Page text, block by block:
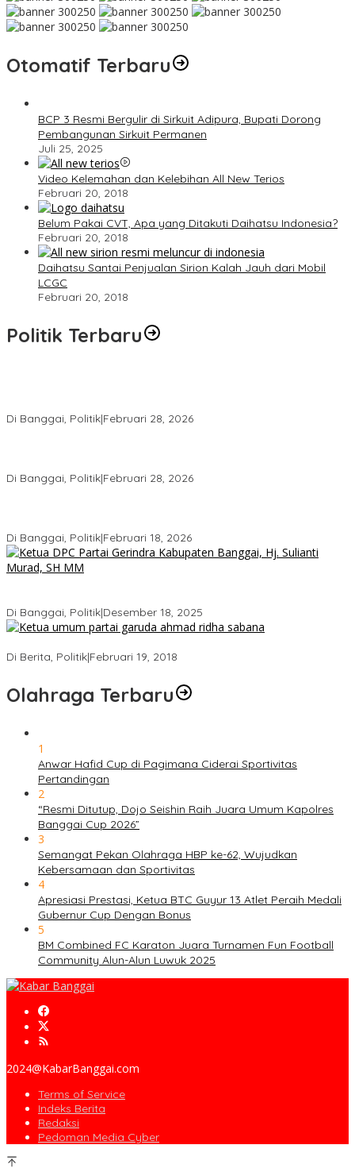
Otomatif Terbaru
BCP 3 Resmi Bergulir di Sirkuit Adipura, Bupati Dorong
Pembangunan Sirkuit Permanen
Juli 25, 2025
Video Kelemahan dan Kelebihan All New Terios
Februari 20, 2018
Belum Pakai CVT, Apa yang Ditakuti Daihatsu Indonesia?
Februari 20, 2018
Daihatsu Santai Penjualan Sirion Kalah Jauh dari Mobil
LCGC
Februari 20, 2018
Politik Terbaru
Di Banggai, Politik|Februari 28, 2026
Di Banggai, Politik|Februari 28, 2026
Di Banggai, Politik|Februari 18, 2026
Di Banggai, Politik|Desember 18, 2025
Di Berita, Politik|Februari 19, 2018
Olahraga Terbaru
1
Anwar Hafid Cup di Pagimana Ciderai Sportivitas
Pertandingan
2
“Resmi Ditutup, Dojo Seishin Raih Juara Umum Kapolres
Banggai Cup 2026”
3
Semangat Pekan Olahraga HBP ke-62, Wujudkan
Kebersamaan dan Sportivitas
4
Apresiasi Prestasi, Ketua BTC Guyur 13 Atlet Peraih Medali
Gubernur Cup Dengan Bonus
5
BM Combined FC Karaton Juara Turnamen Fun Football
Community Alun-Alun Luwuk 2025
2024@KabarBanggai.com
Terms of Service
Indeks Berita
Redaksi
Pedoman Media Cyber